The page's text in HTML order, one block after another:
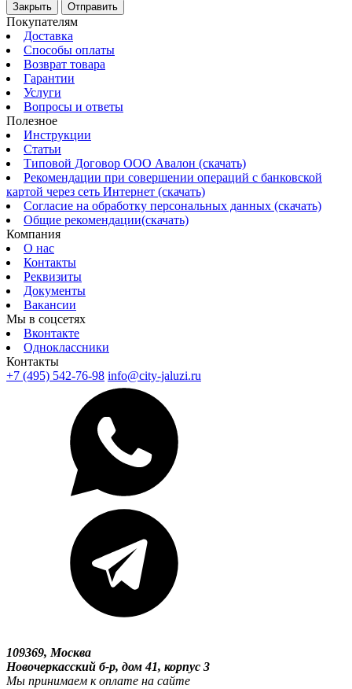
Закрыть Отправить
Покупателям
Доставка
Способы оплаты
Возврат товара
Гарантии
Услуги
Вопросы и ответы
Полезное
Инструкции
Статьи
Типовой Договор ООО Авалон (скачать)
Рекомендации при совершении операций с банковской
картой через сеть Интернет (скачать)
Согласие на обработку персональных данных (скачать)
Общие рекомендации(скачать)
Компания
О нас
Контакты
Реквизиты
Документы
Вакансии
Мы в соцсетях
Вконтакте
Одноклассники
Контакты
+7 (495) 542-76-98 info@city-jaluzi.ru
109369, Москва
Новочеркасский б-р, дом 41, корпус 3
Мы принимаем к оплате на сайте